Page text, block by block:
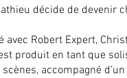
décide de devenir
avec Robert Expert,
produit en tant que
accompagné